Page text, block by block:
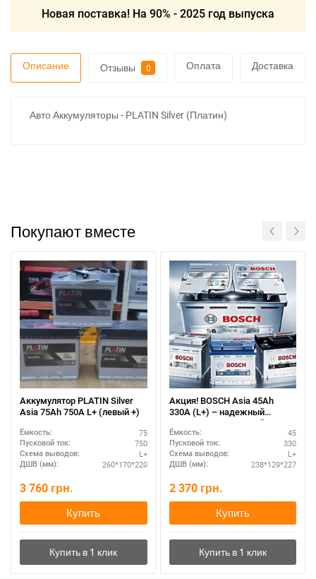
Новая поставка! На 90% - 2025 год выпуска
Описание Отзывы 0 Оплата Доставка
Авто Аккумуляторы - PLATIN Silver (Платин)
Покупают вместе
Аккумулятор PLATIN Silver
Asia 75Ah 750A L+ (левый +)
Ёмкость: 75
Пусковой ток: 750
Схема выводов: L+
ДШВ (мм): 260*170*220
3 760 грн.
Купить
Акция! BOSCH Asia 45Ah
330A (L+) – надежный
аккумулятор с прямой
полярностью
Ёмкость: 45
Пусковой ток: 330
Схема выводов: L+
ДШВ (мм): 238*129*227
2 370 грн.
Купить
Написать в Viber Написать в Telegram